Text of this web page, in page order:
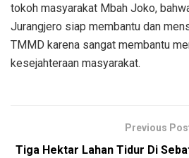
tokoh masyarakat Mbah Joko,
Jurangjero siap membantu dan
TMMD karena sangat membantu
kesejahteraan masyarakat.
Previous
Tiga Hektar Lahan Tidur Di